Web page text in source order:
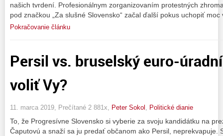
našich tvrdení. Profesionálnym zorganizovaním protestných
pod značkou „Za slušné Slovensko“ začal ďalší pokus uchopiť
Pokračovanie článku
Persil vs. bruselský euro-
voliť Vy?
11. marca 2019, Prečítané 2 881x, Peter Sokol Politické dianie
To, že Progresívne Slovensko si vyberie za svoju kandidátku na
Čaputovú a snaží sa ju predať občanom ako Persil, neprekvapuje.